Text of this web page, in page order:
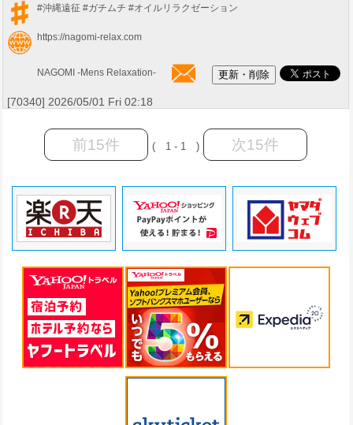
#沖縄遠征 #ガチムチ #オイルリラクゼーション
https://nagomi-relax.com
NAGOMI -Mens Relaxation-
[70340] 2026/05/01 Fri 02:18
前15件 ( 1 - 1 ) 次15件